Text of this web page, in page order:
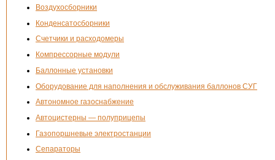
Воздухосборники
Конденсатосборники
Счетчики и расходомеры
Компрессорные модули
Баллонные установки
Оборудование для наполнения и обслуживания баллонов СУГ
Автономное газоснабжение
Автоцистерны — полуприцепы
Газопоршневые электростанции
Сепараторы